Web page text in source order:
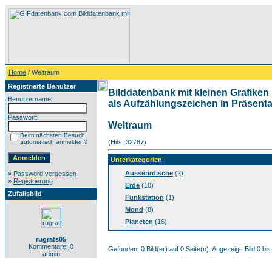
Home / Weltraum
Registrierte Benutzer
Benutzername:
Passwort:
Beim nächsten Besuch
automatisch anmelden?
» Password vergessen
» Registrierung
Zufallsbild
rugrats05
Kommentare: 0
admin
Bilddatenbank mit kleinen
als Aufzählungszeichen in
Weltraum
(Hits: 32767)
Unterkategorien
Ausserirdische (2)
Erde (10)
Funkstation (1)
Mond (8)
Planeten (16)
Gefunden: 0 Bild(er) auf 0 Seite(n). Angezeigt: Bild 0 bis